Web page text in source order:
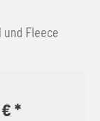
Fleece
*